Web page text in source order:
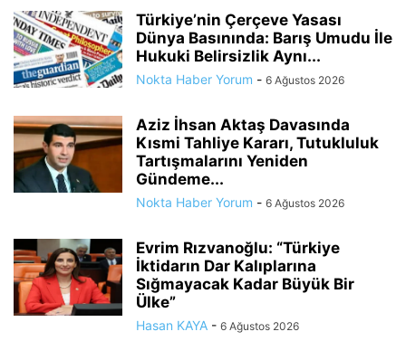
Türkiye’nin Çerçeve Yasası
Dünya Basınında: Barış Umudu İle
Hukuki Belirsizlik Aynı...
Nokta Haber Yorum - 6 Ağustos 2026
Aziz İhsan Aktaş Davasında
Kısmi Tahliye Kararı, Tutukluluk
Tartışmalarını Yeniden
Gündeme...
Nokta Haber Yorum - 6 Ağustos 2026
Evrim Rızvanoğlu: “Türkiye
İktidarın Dar Kalıplarına
Sığmayacak Kadar Büyük Bir
Ülke”
Hasan KAYA - 6 Ağustos 2026